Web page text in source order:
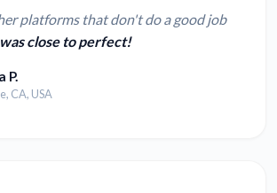
platforms that don't do a good job
close to perfect!
P.
CA, USA